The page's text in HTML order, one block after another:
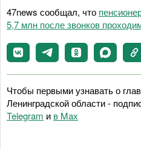
47news сообщал, что
5,7 млн после звонков
Чтобы первыми узнавать о
Ленинградской области -
Telegram и в Maх